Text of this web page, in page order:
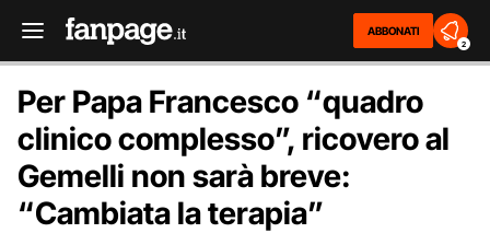
ABBONATI
2
Per Papa Francesco “quadro
clinico complesso”, ricovero al
Gemelli non sarà breve:
“Cambiata la terapia”